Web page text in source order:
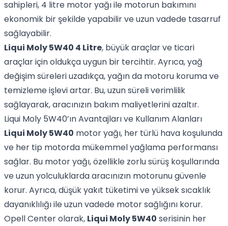
sahipleri, 4 litre motor yağı ile motorun bakımını
ekonomik bir şekilde yapabilir ve uzun vadede tasarruf
sağlayabilir.
Liqui Moly 5W40 4 Litre, büyük araçlar ve ticari
araçlar için oldukça uygun bir tercihtir. Ayrıca, yağ
değişim süreleri uzadıkça, yağın da motoru koruma ve
temizleme işlevi artar. Bu, uzun süreli verimlilik
sağlayarak, aracınızın bakım maliyetlerini azaltır.
Liqui Moly 5W40’ın Avantajları ve Kullanım Alanları
Liqui Moly 5W40 motor yağı, her türlü hava koşulunda
ve her tip motorda mükemmel yağlama performansı
sağlar. Bu motor yağı, özellikle zorlu sürüş koşullarında
ve uzun yolculuklarda aracınızın motorunu güvenle
korur. Ayrıca, düşük yakıt tüketimi ve yüksek sıcaklık
dayanıklılığı ile uzun vadede motor sağlığını korur.
Opell Center olarak, Liqui Moly 5W40 serisinin her